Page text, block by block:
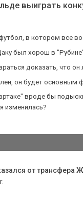
выиграть
в котором все
был хорош в
доказать, что он
он будет основным
вроде бы
изменилась?
от трансфера